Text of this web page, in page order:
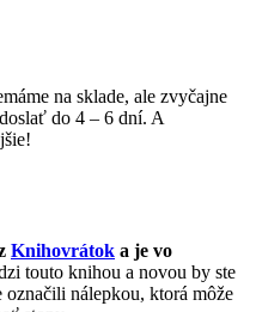
na sklade, ale zvyčajne
do 4 – 6 dní. A
Knihovrátok a je vo
touto knihou a novou by ste
nálepkou, ktorá môže